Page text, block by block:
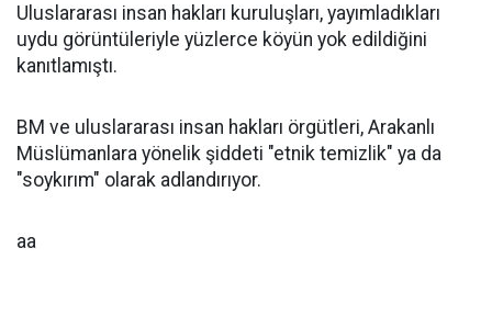
Uluslararası insan hakları kuruluşları, yayımladıkları
uydu görüntüleriyle yüzlerce köyün yok edildiğini
kanıtlamıştı.
BM ve uluslararası insan hakları örgütleri, Arakanlı
Müslümanlara yönelik şiddeti "etnik temizlik" ya da
"soykırım" olarak adlandırıyor.
aa